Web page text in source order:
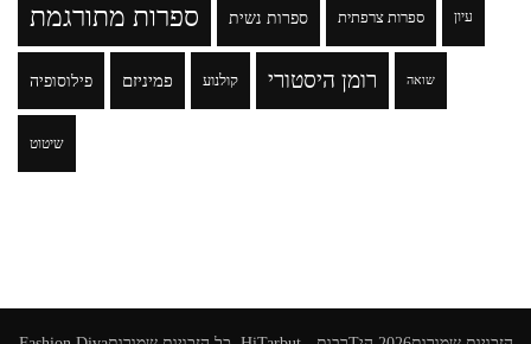
ספרות מתורגמת ספרות נשית ספרות צרפתית עיון
פילוסופיה פמיניזם קולנוע רומן היסטורי שואה
שיטוט